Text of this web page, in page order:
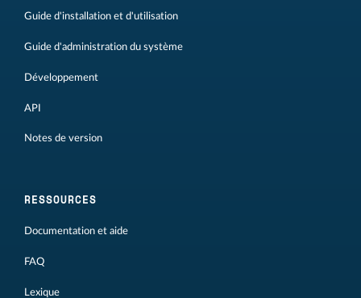
Guide d'installation et d'utilisation
Guide d'administration du système
Développement
API
Notes de version
RESSOURCES
Documentation et aide
FAQ
Lexique